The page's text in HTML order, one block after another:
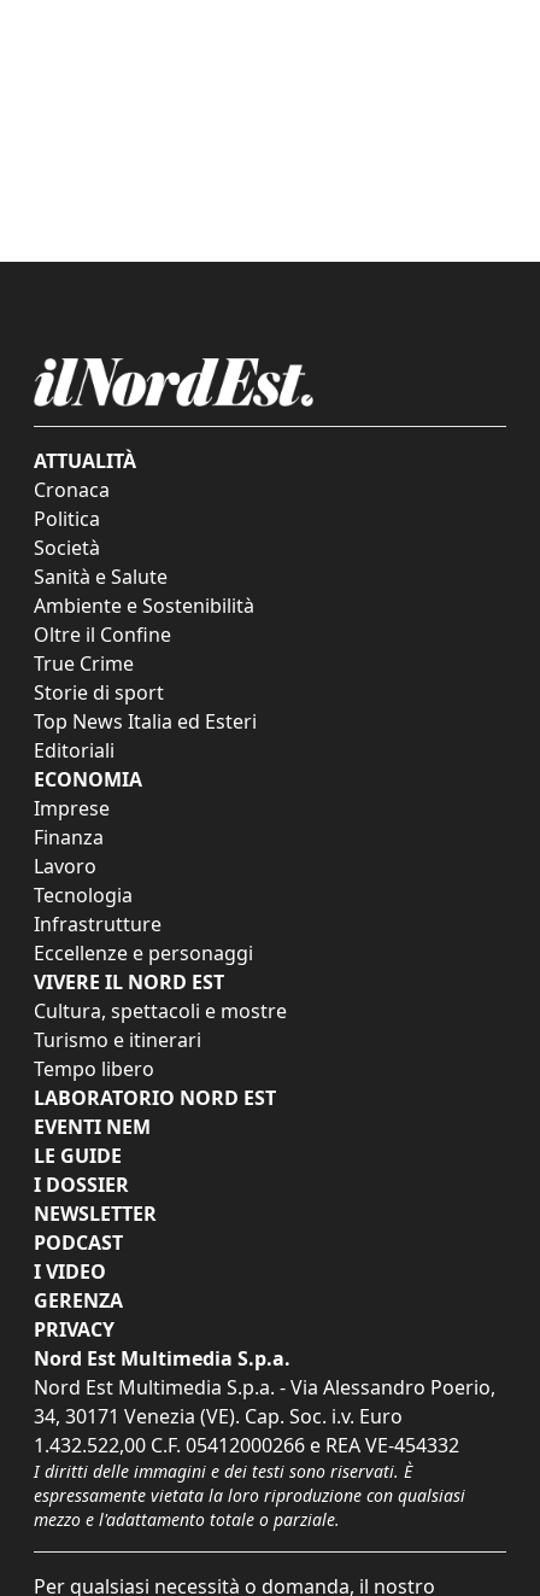
ATTUALITÀ
Cronaca
Politica
Società
Sanità e Salute
Ambiente e Sostenibilità
Oltre il Confine
True Crime
Storie di sport
Top News Italia ed Esteri
Editoriali
ECONOMIA
Imprese
Finanza
Lavoro
Tecnologia
Infrastrutture
Eccellenze e personaggi
VIVERE IL NORD EST
Cultura, spettacoli e mostre
Turismo e itinerari
Tempo libero
LABORATORIO NORD EST
EVENTI NEM
LE GUIDE
I DOSSIER
NEWSLETTER
PODCAST
I VIDEO
GERENZA
PRIVACY
Nord Est Multimedia S.p.a.
Nord Est Multimedia S.p.a. - Via Alessandro Poerio,
34, 30171 Venezia (VE). Cap. Soc. i.v. Euro
1.432.522,00 C.F. 05412000266 e REA VE-454332
I diritti delle immagini e dei testi sono riservati. È
espressamente vietata la loro riproduzione con qualsiasi
mezzo e l'adattamento totale o parziale.
Per qualsiasi necessità o domanda, il nostro